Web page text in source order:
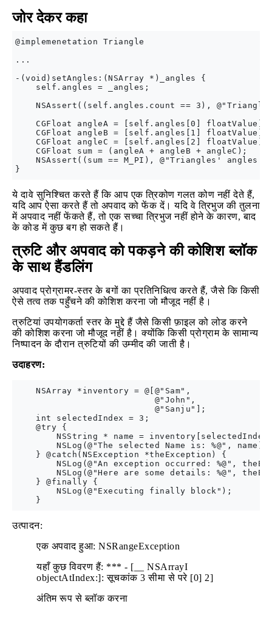
जोर देकर कहा
@implemenetation Triangle
...
-(void)setAngles:(NSArray *)_angles {
    self.angles = _angles;
NSAssert((self.angles.count == 3),
    CGFloat angleA = [self.angles[0] floatValue];
    CGFloat angleB = [self.angles[1] floatValue];
    CGFloat angleC = [self.angles[2] floatValue];
    CGFloat sum = (angleA + angleB + angleC);
NSAssert((sum == M_PI), @"Triangles' angles
ये दावे सुनिश्चित करते हैं कि आप एक त्रिकोण गलत कोण नहीं देते हैं,
यदि आप ऐसा करते हैं तो अपवाद को फेंक दें। यदि वे त्रिभुज की तुलना
में अपवाद नहीं फेंकते हैं, तो एक सच्चा त्रिभुज नहीं होने के कारण, बाद
के कोड में कुछ बग हो सकते हैं।
त्रुटि और अपवाद को पकड़ने की कोशिश ब्लॉक
के साथ हैंडलिंग
अपवाद प्रोग्रामर-स्तर के बगों का प्रतिनिधित्व करते हैं, जैसे कि किसी
ऐसे तत्व तक पहुँचने की कोशिश करना जो मौजूद नहीं है।
त्रुटियां उपयोगकर्ता स्तर के मुद्दे हैं जैसे किसी फ़ाइल को लोड करने
की कोशिश करना जो मौजूद नहीं है। क्योंकि किसी प्रोग्राम के सामान्य
निष्पादन के दौरान त्रुटियों की उम्मीद की जाती है।
उदाहरण:
    NSArray *inventory = @[@"Sam",
                           @"John",
                           @"Sanju"];
    int selectedIndex = 3;
    @try {
NSString * name =
        NSLog(@"The selected Name is: %@", name);
    } @catch(NSException *theException) {
NSLog(@"An exception occurred: %@",
NSLog(@"Here are some details: %@",
    } @finally {
        NSLog(@"Executing finally block");
उत्पादन:
एक अपवाद हुआ: NSRangeException
यहाँ कुछ विवरण हैं: *** - [__ NSArrayI
objectAtIndex:]: सूचकांक 3 सीमा से परे [0] 2]
अंतिम रूप से ब्लॉक करना